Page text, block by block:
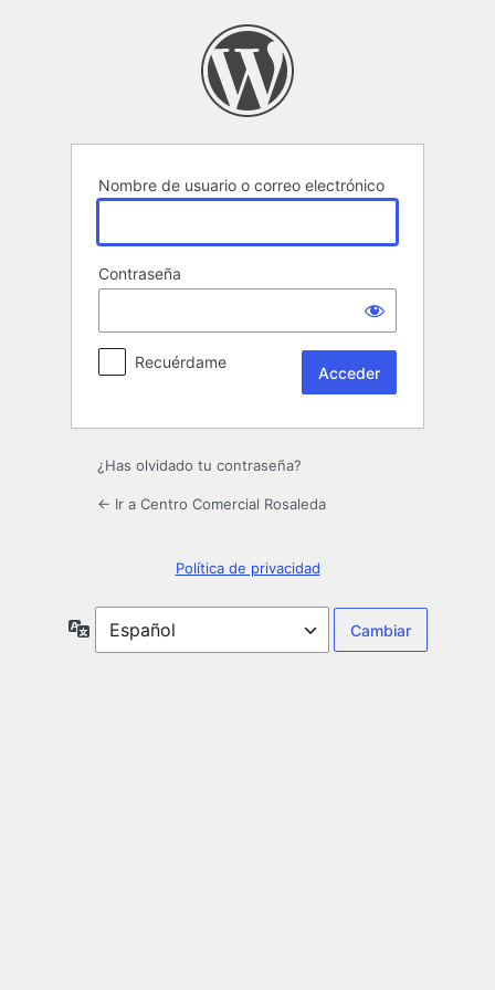
Nombre de usuario o correo electrónico
Contraseña
Recuérdame
¿Has olvidado tu contraseña?
← Ir a Centro Comercial Rosaleda
Política de privacidad
Idioma